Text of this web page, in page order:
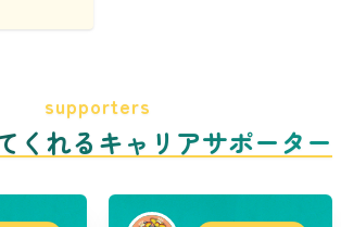
supporters
くれるキャリアサポーター